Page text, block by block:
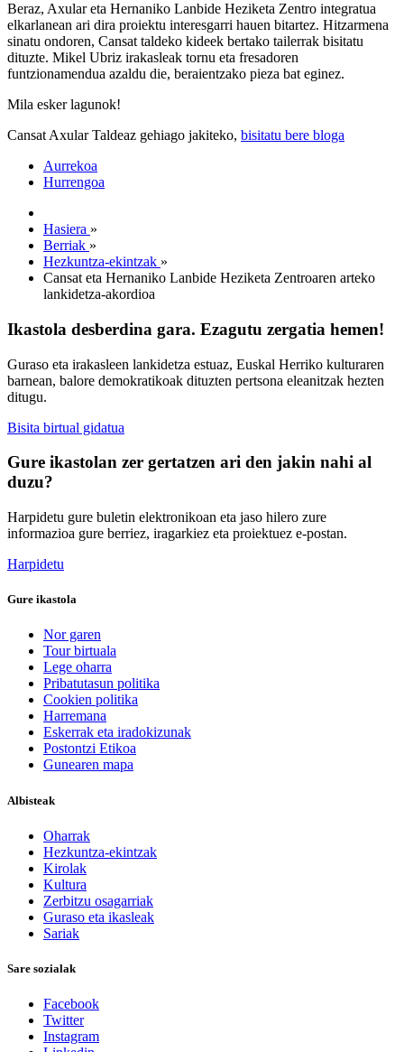
Beraz, Axular eta Hernaniko Lanbide Heziketa Zentro integratua
elkarlanean ari dira proiektu interesgarri hauen bitartez. Hitzarmena
sinatu ondoren, Cansat taldeko kideek bertako tailerrak bisitatu
dituzte. Mikel Ubriz irakasleak tornu eta fresadoren
funtzionamendua azaldu die, beraientzako pieza bat eginez.
Mila esker lagunok!
Cansat Axular Taldeaz gehiago jakiteko, bisitatu bere bloga
Aurrekoa
Hurrengoa
Hasiera »
Berriak »
Hezkuntza-ekintzak »
Cansat eta Hernaniko Lanbide Heziketa Zentroaren arteko
lankidetza-akordioa
Ikastola desberdina gara. Ezagutu zergatia hemen!
Guraso eta irakasleen lankidetza estuaz, Euskal Herriko kulturaren
barnean, balore demokratikoak dituzten pertsona eleanitzak hezten
ditugu.
Bisita birtual gidatua
Gure ikastolan zer gertatzen ari den jakin nahi al
duzu?
Harpidetu gure buletin elektronikoan eta jaso hilero zure
informazioa gure berriez, iragarkiez eta proiektuez e-postan.
Harpidetu
Gure ikastola
Nor garen
Tour birtuala
Lege oharra
Pribatutasun politika
Cookien politika
Harremana
Eskerrak eta iradokizunak
Postontzi Etikoa
Gunearen mapa
Albisteak
Oharrak
Hezkuntza-ekintzak
Kirolak
Kultura
Zerbitzu osagarriak
Guraso eta ikasleak
Sariak
Sare sozialak
Facebook
Twitter
Instagram